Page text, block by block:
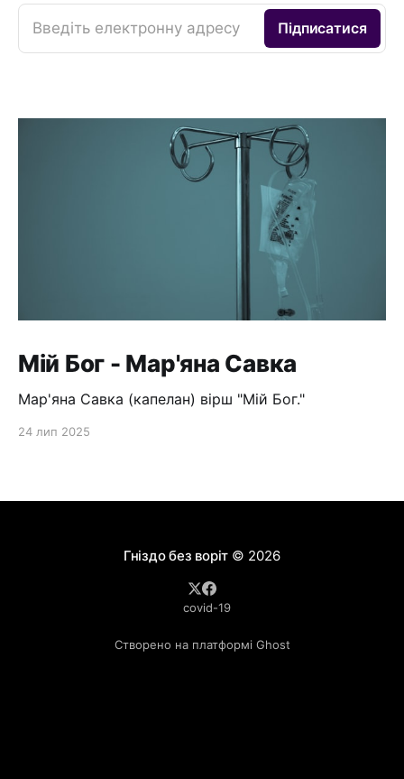
Введіть електронну адресу Підписатися
Мій Бог - Мар'яна Савка
Мар'яна Савка (капелан) вірш "Мій Бог."
24 лип 2025
Гніздо без воріт © 2026
covid-19
Створено на платформі Ghost